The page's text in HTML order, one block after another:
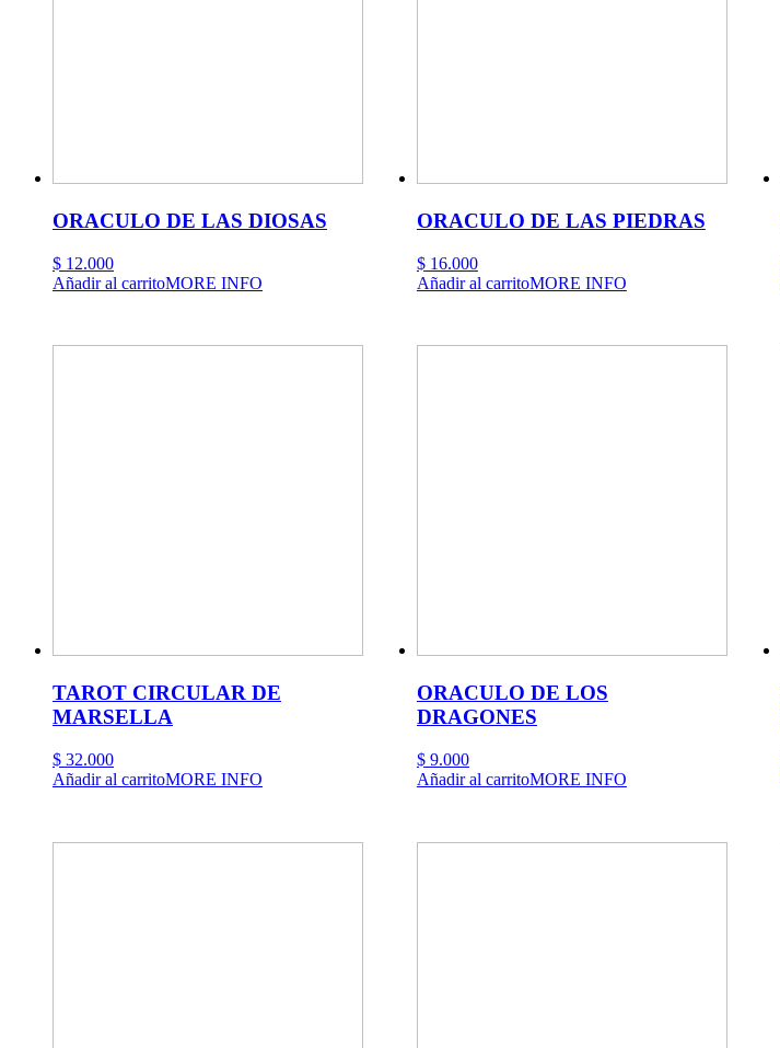
ORACULO DE LAS DIOSAS
$ 12.000
Añadir al carritoMORE INFO
ORACULO DE LAS PIEDRAS
$16.000
Añadir al carritoMORE INFO
TAROT CIRCULAR DE
MARSELLA
$ 32.000
Añadir al carritoMORE INFO
ORACULO DE LOS
DRAGONES
$9.000
Añadir al carritoMORE INFO